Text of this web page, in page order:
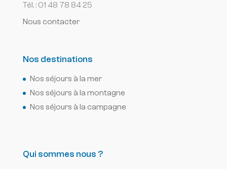
Tél. : 01 48 78 84 25
Nous contacter
Nos destinations
Nos séjours à la mer
Nos séjours à la montagne
Nos séjours à la campagne
Qui sommes nous ?